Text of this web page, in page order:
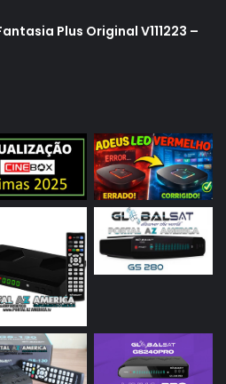
Plus Original V111223 –